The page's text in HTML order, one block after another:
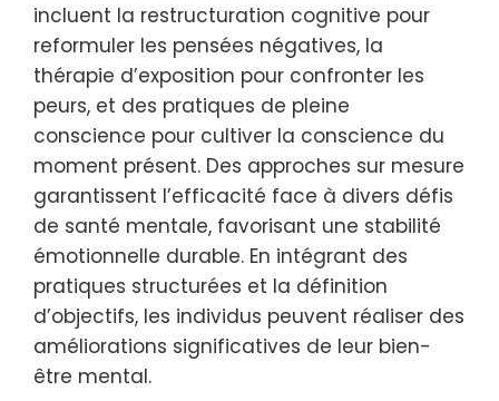
incluent la restructuration cognitive pour
reformuler les pensées négatives, la
thérapie d’exposition pour confronter les
peurs, et des pratiques de pleine
conscience pour cultiver la conscience du
moment présent. Des approches sur mesure
garantissent l’efficacité face à divers défis
de santé mentale, favorisant une stabilité
émotionnelle durable. En intégrant des
pratiques structurées et la définition
d’objectifs, les individus peuvent réaliser des
améliorations significatives de leur bien-
être mental.